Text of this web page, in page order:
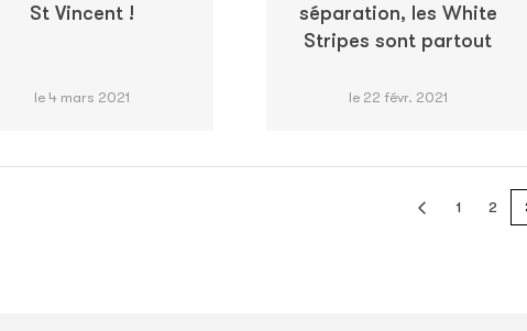
St Vincent !
le 4 mars 2021
séparation, les White
Stripes sont partout
le 22 févr. 2021
1 2